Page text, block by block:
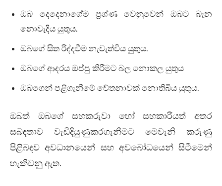
ඔබ දෙදෙනාගේම ප්‍රශ්ණ වෙනුවෙන් ඔබට බැන
නොවැදිය යුතුය.
ඔබගේ සිත රිද්දවීම නැවැත්විය යුතුය.
ඔබගේ ආදරය ඔප්පු කිරීමට බල නොකල යුතුය
ඔබගෙන් පළිගැනීමේ චේතනාවක් නොතිබිය යුතුය.
ඔබත් ඔබගේ සහකරුවා හෝ සහකාරියත් අතර
සබඳතාව වැඩිදියුණුකරගැනීමට මෙවැනි කරුණු
පිළිබඳව අවධානයෙන් සහ අවබෝධයෙන් සිටීමෙන්
හැකිවනු ඇත.